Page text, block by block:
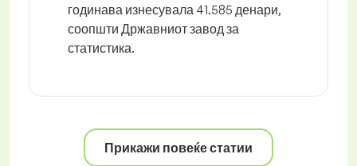
годинава изнесувала 41.585 денари,
соопшти Државниот завод за
статистика.
Прикажи повеќе статии